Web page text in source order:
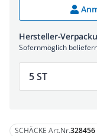
SCHÄCKE Art.Nr.328456
Hersteller-
Sofernmöglich
5 ST